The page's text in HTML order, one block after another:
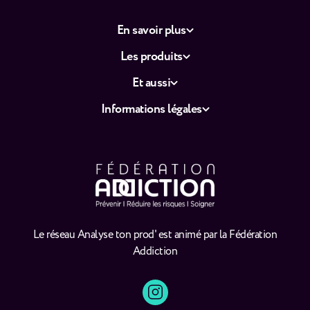
Le réseau Analyse ton prod' est animé par la Fédération
Addiction
En savoir plus
Les produits
Et aussi
Informations légales